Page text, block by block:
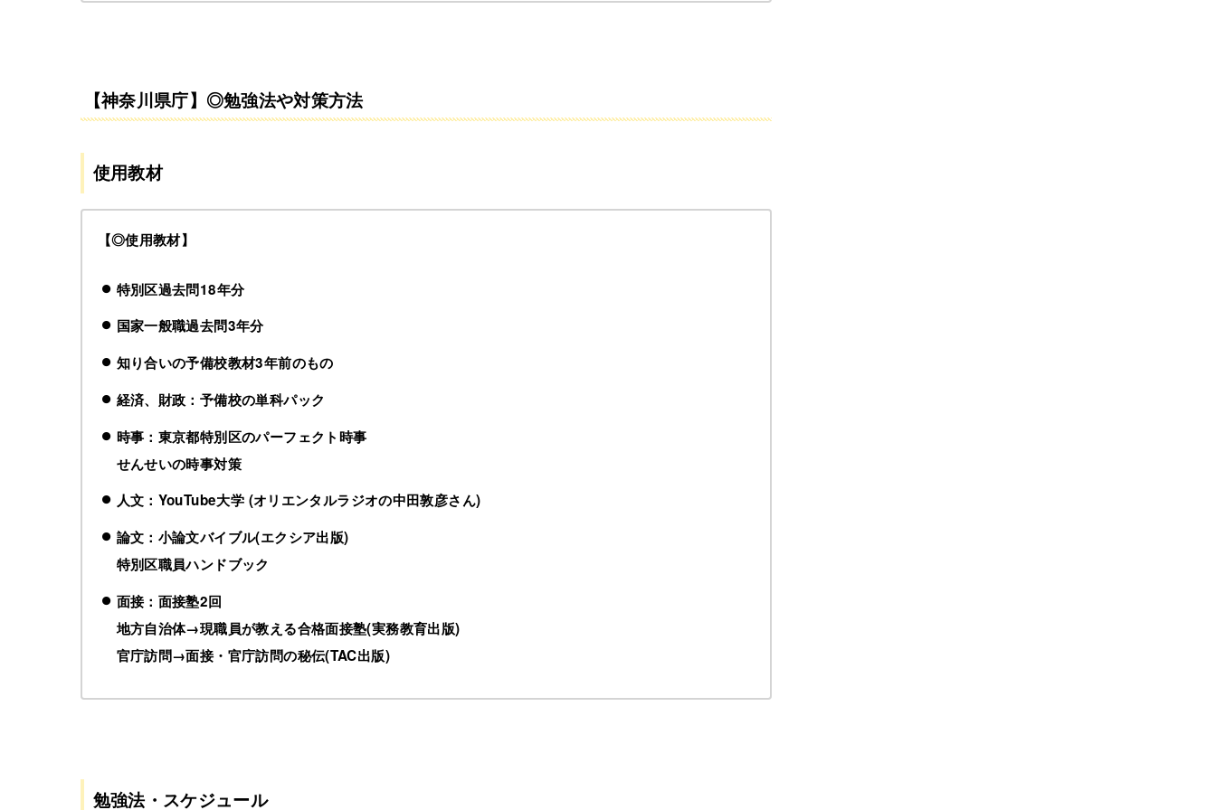
【神奈川県庁】◎勉強法や対策方法
使用教材
【◎使用教材】
特別区過去問18年分
国家一般職過去問3年分
知り合いの予備校教材3年前のもの
経済、財政：予備校の単科パック
時事：東京都特別区のパーフェクト時事
せんせいの時事対策
人文：YouTube大学 (オリエンタルラジオの中田敦彦さん)
論文：小論文バイブル(エクシア出版)
特別区職員ハンドブック
面接：面接塾2回
地方自治体→現職員が教える合格面接塾(実務教育出版)
官庁訪問→面接・官庁訪問の秘伝(TAC出版)
勉強法・スケジュール